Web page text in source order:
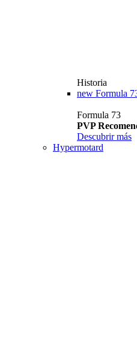
Historia
new Formula
Formula 73
PVP
Descubrir más
Hypermotard